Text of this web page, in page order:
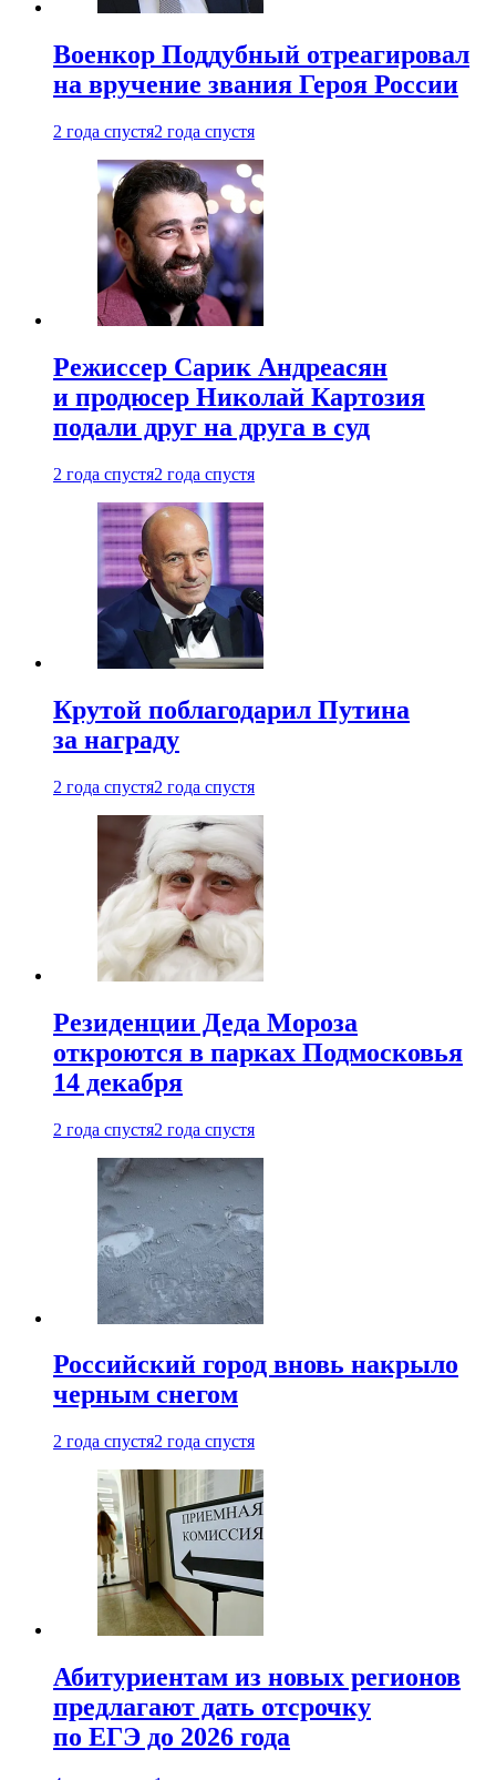
Военкор Поддубный отреагировал
на вручение звания Героя России
2 года спустя2 года спустя
Режиссер Сарик Андреасян
и продюсер Николай Картозия
подали друг на друга в суд
2 года спустя2 года спустя
Крутой поблагодарил Путина
за награду
2 года спустя2 года спустя
Резиденции Деда Мороза
откроются в парках Подмосковья
14 декабря
2 года спустя2 года спустя
Российский город вновь накрыло
черным снегом
2 года спустя2 года спустя
Абитуриентам из новых регионов
предлагают дать отсрочку
по ЕГЭ до 2026 года